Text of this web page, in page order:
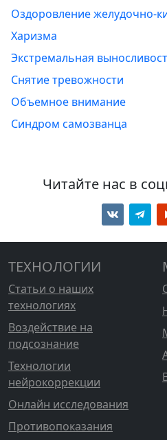
Оздоровление желудочно-
Харизма
Экстремальная
Снятие тревожности
Объемное внимание
Синдром самозванца
Читайте нас в
ТЕХНОЛОГИИ
Статьи о наших
технологиях
Воздействие на
подсознание
Технологии
нейрокоррекции
Онлайн исследования
Противопоказания